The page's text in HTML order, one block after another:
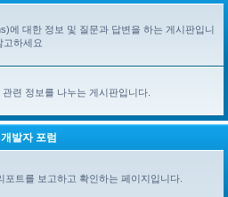
에 대한 정보 및 질문과 답변을 하는 게시판입니
고하세요
련 정보를 나누는 게시판입니다.
개발자 포럼
포트를 보고하고 확인하는 페이지입니다.